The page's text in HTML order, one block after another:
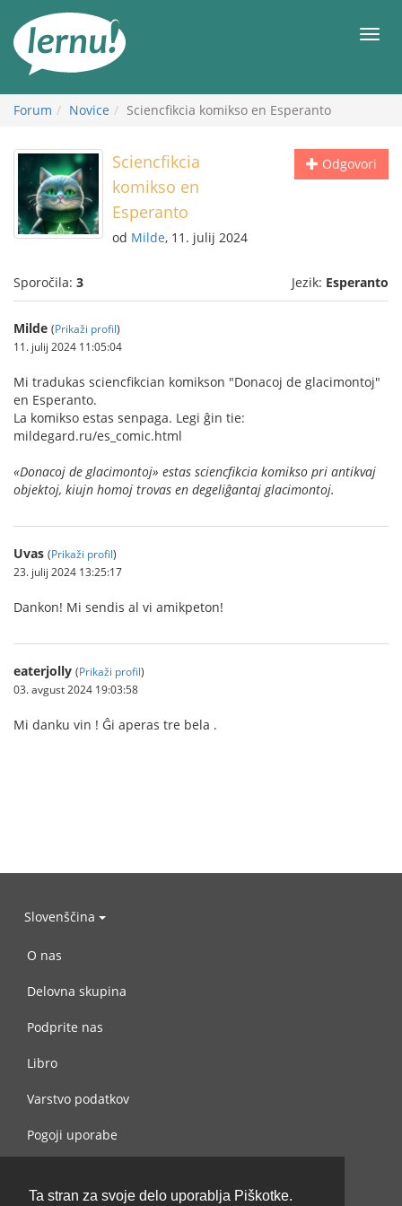
Ta stran za svoje delo uporablja Piškotke.
vsebini
Meni
Forum Novice Sciencfikcia komikso en Esperanto
Odgovori
Sciencfikcia
komikso en
Esperanto
od Milde, 11. julij 2024
Sporočila: 3 Jezik: Esperanto
Milde (Prikaži profil)
11. julij 2024 11:05:04
Mi tradukas sciencfikcian komikson "Donacoj de glacimontoj"
en Esperanto.
La komikso estas senpaga. Legi ĝin tie:
mildegard.ru/es_comic.html
«Donacoj de glacimontoj» estas sciencfikcia komikso pri antikvaj
objektoj, kiujn homoj trovas en degeliĝantaj glacimontoj.
Uvas (Prikaži profil)
23. julij 2024 13:25:17
Dankon! Mi sendis al vi amikpeton!
eaterjolly (Prikaži profil)
03. avgust 2024 19:03:58
Mi danku vin ! Ĝi aperas tre bela .
Slovenščina
O nas
Delovna skupina
Podprite nas
Libro
Varstvo podatkov
Pogoji uporabe